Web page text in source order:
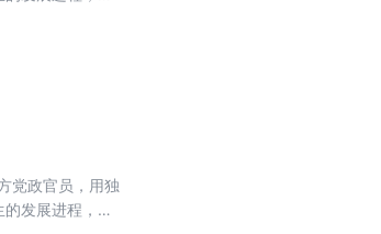
党政官员，用独
发展进程，力